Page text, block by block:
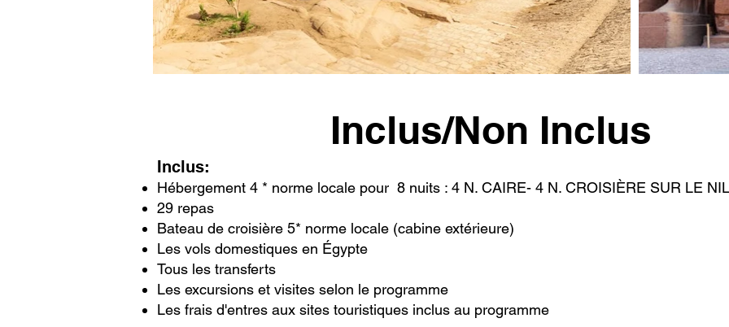
Inclus/Non Inclus
Inclus:
Hébergement 4 * norme locale pour 8 nuits : 4 N. CAIRE- 4 N. CROISIÈRE SUR LE NIL
29 repas
Bateau de croisière 5* norme locale (cabine extérieure)
Les vols domestiques en Égypte
Tous les transferts
Les excursions et visites selon le programme
Les frais d'entres aux sites touristiques inclus au programme